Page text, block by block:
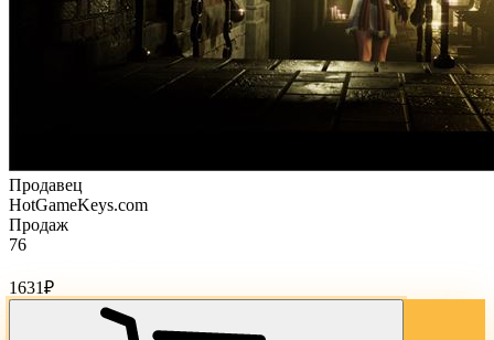
Продавец
HotGameKeys.com
Продаж
76
1631₽